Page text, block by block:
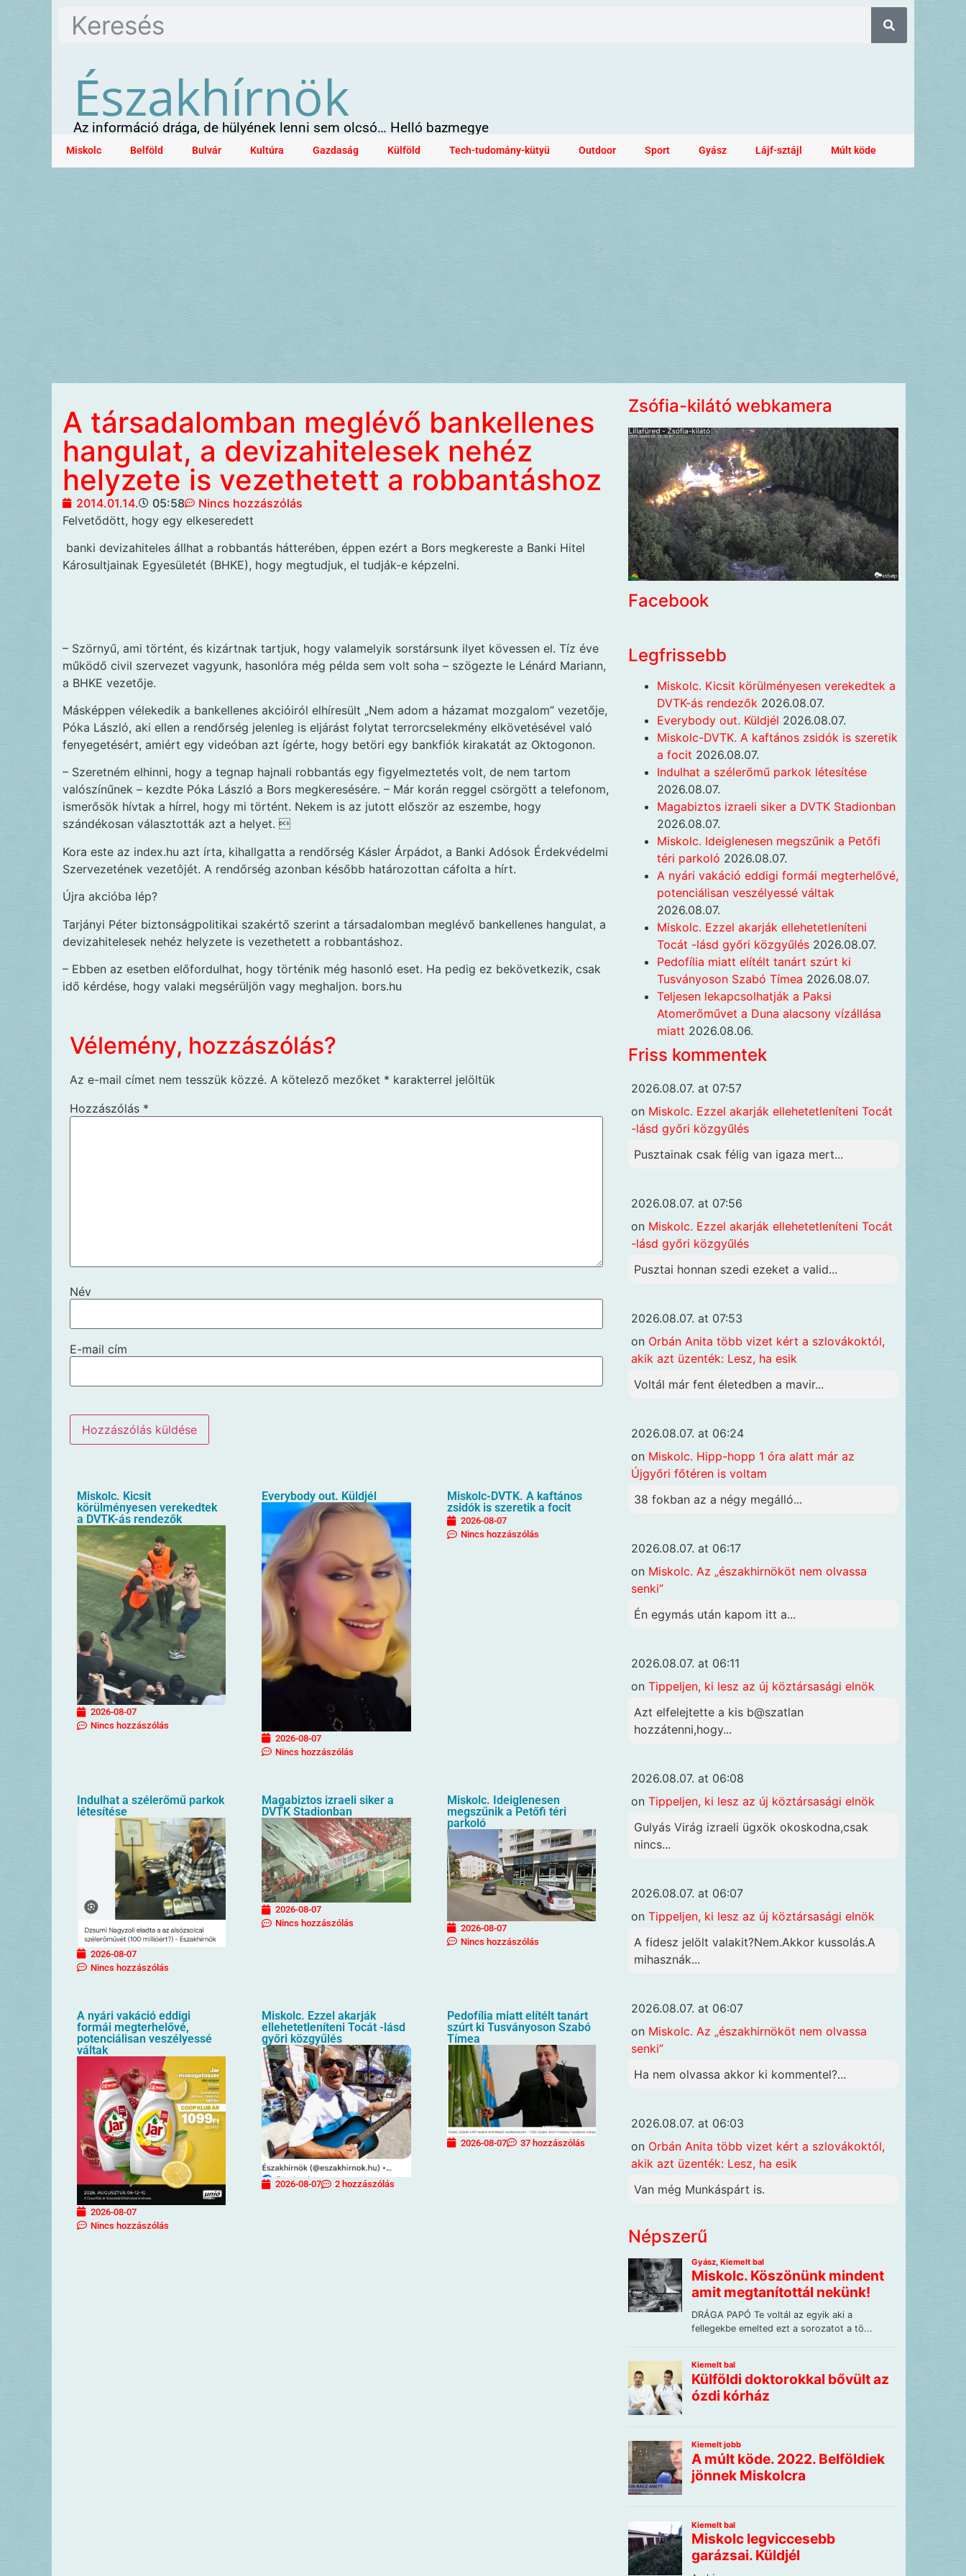
Északhírnök
Az információ drága, de hülyének lenni sem olcsó… Helló bazmegye
Miskolc Belföld Bulvár Kultúra Gazdaság Külföld Tech-tudomány-kütyü Outdoor Sport Gyász Lájf-sztájl Múlt köde
A társadalomban meglévő bankellenes
hangulat, a devizahitelesek nehéz
helyzete is vezethetett a robbantáshoz
2014.01.14. 05:58
Nincs hozzászólás
Felvetődött, hogy egy elkeseredett
banki devizahiteles állhat a robbantás hátterében, éppen ezért a Bors megkereste a Banki Hi­tel
Károsultjainak Egyesületét (BHKE), hogy megtudjuk, el tudják-e képzelni.
– Szörnyű, ami történt, és kizártnak tartjuk, hogy valamelyik sorstársunk ilyet kövessen el. Tíz éve
működő civil szervezet vagyunk, hasonlóra még példa sem volt soha – szögezte le Lénárd Mariann,
a BHKE vezetője.
Másképpen vélekedik a bankellenes akcióiról elhíresült „Nem adom a házamat mozgalom” vezetője,
Póka László, aki ellen a rendőrség jelenleg is eljárást folytat terrorcselekmény elkövetésével való
fenyegetésért, amiért egy videóban azt ígérte, hogy betöri egy bankfiók kirakatát az Oktogonon.
– Szeretném elhinni, hogy a tegnap hajnali robbantás egy figyelmeztetés volt, de nem tartom
valószínűnek – kezdte Póka László a Bors megkeresésére. – Már korán reggel csörgött a telefonom,
ismerősök hívtak a hírrel, hogy mi történt. Nekem is az jutott először az eszembe, hogy
szándékosan választották azt a helyet. 
Kora este az index.hu azt írta, kihallgatta a rendőrség Kásler Árpádot, a Banki Adósok Érdekvédelmi
Szervezetének vezetôjét. A rendőrség azonban később határozottan cáfolta a hírt.
Újra akcióba lép?
Tarjányi Péter biztonságpolitikai szakértő szerint a társadalomban meglévő bankellenes hangulat, a
devizahitelesek nehéz helyzete is vezethetett a robbantáshoz.
– Ebben az esetben előfordulhat, hogy történik még hasonló eset. Ha pedig ez bekövetkezik, csak
idő kérdése, hogy valaki meg­sérüljön vagy meghaljon. bors.hu
Vélemény, hozzászólás?
Az e-mail címet nem tesszük közzé. A kötelező mezőket * karakterrel jelöltük
Hozzászólás *
Név
E-mail cím
Miskolc. Kicsit
körülményesen verekedtek
a DVTK-ás rendezők
2026-08-07
Nincs hozzászólás
Everybody out. Küldjél
2026-08-07
Nincs hozzászólás
Miskolc-DVTK. A kaftános
zsidók is szeretik a focit
2026-08-07
Nincs hozzászólás
Indulhat a szélerőmű parkok
létesítése
2026-08-07
Nincs hozzászólás
Magabiztos izraeli siker a
DVTK Stadionban
2026-08-07
Nincs hozzászólás
Miskolc. Ideiglenesen
megszűnik a Petőfi téri
parkoló
2026-08-07
Nincs hozzászólás
A nyári vakáció eddigi
formái megterhelővé,
potenciálisan veszélyessé
váltak
2026-08-07
Nincs hozzászólás
Miskolc. Ezzel akarják
ellehetetleníteni Tocát -lásd
győri közgyűlés
2026-08-07 2 hozzászólás
Pedofília miatt elítélt tanárt
szúrt ki Tusványoson Szabó
Tímea
2026-08-07 37 hozzászólás
Zsófia-kilátó webkamera
Facebook
Legfrissebb
Miskolc. Kicsit körülményesen verekedtek a
DVTK-ás rendezők 2026.08.07.
Everybody out. Küldjél 2026.08.07.
Miskolc-DVTK. A kaftános zsidók is szeretik
a focit 2026.08.07.
Indulhat a szélerőmű parkok létesítése
2026.08.07.
Magabiztos izraeli siker a DVTK Stadionban
2026.08.07.
Miskolc. Ideiglenesen megszűnik a Petőfi
téri parkoló 2026.08.07.
A nyári vakáció eddigi formái megterhelővé,
potenciálisan veszélyessé váltak
2026.08.07.
Miskolc. Ezzel akarják ellehetetleníteni
Tocát -lásd győri közgyűlés 2026.08.07.
Pedofília miatt elítélt tanárt szúrt ki
Tusványoson Szabó Tímea 2026.08.07.
Teljesen lekapcsolhatják a Paksi
Atomerőművet a Duna alacsony vízállása
miatt 2026.08.06.
Friss kommentek
2026.08.07. at 07:57
on Miskolc. Ezzel akarják ellehetetleníteni Tocát
-lásd győri közgyűlés
Pusztainak csak félig van igaza mert...
2026.08.07. at 07:56
on Miskolc. Ezzel akarják ellehetetleníteni Tocát
-lásd győri közgyűlés
Pusztai honnan szedi ezeket a valid...
2026.08.07. at 07:53
on Orbán Anita több vizet kért a szlovákoktól,
akik azt üzenték: Lesz, ha esik
Voltál már fent életedben a mavir...
2026.08.07. at 06:24
on Miskolc. Hipp-hopp 1 óra alatt már az
Újgyőri főtéren is voltam
38 fokban az a négy megálló...
2026.08.07. at 06:17
on Miskolc. Az „északhirnököt nem olvassa
senki”
Én egymás után kapom itt a...
2026.08.07. at 06:11
on Tippeljen, ki lesz az új köztársasági elnök
Azt elfelejtette a kis b@szatlan
hozzátenni,hogy...
2026.08.07. at 06:08
on Tippeljen, ki lesz az új köztársasági elnök
Gulyás Virág izraeli ügxök okoskodna,csak
nincs...
2026.08.07. at 06:07
on Tippeljen, ki lesz az új köztársasági elnök
A fidesz jelölt valakit?Nem.Akkor kussolás.A
mihasznák...
2026.08.07. at 06:07
on Miskolc. Az „északhirnököt nem olvassa
senki”
Ha nem olvassa akkor ki kommentel?...
2026.08.07. at 06:03
on Orbán Anita több vizet kért a szlovákoktól,
akik azt üzenték: Lesz, ha esik
Van még Munkáspárt is.
Népszerű